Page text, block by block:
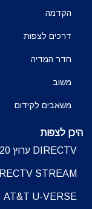
הקדמה
דרכים לצפות
חדר המדיה
משוב
משאבים לקידום
היכן לצפות
DIRECTV ערוץ 320
STREAM
AT&T U-VERSE